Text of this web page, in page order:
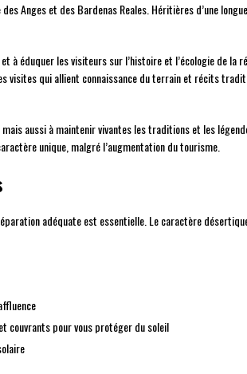
Anges et des Bardenas Reales. Héritières d’une
éduquer les visiteurs sur l’histoire et l’écologie de la
qui allient connaissance du terrain et récits
aussi à maintenir vivantes les traditions et les
unique, malgré l’augmentation du tourisme.
adéquate est essentielle. Le caractère
couvrants pour vous protéger du soleil